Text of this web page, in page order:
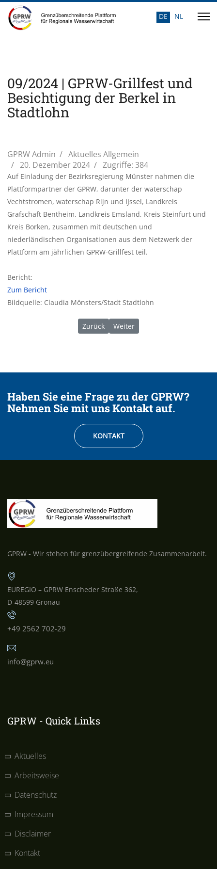
Sprache
DE NL
09/2024 | GPRW-Grillfest und
Besichtigung der Berkel in
Stadtlohn
GPRW Admin
Aktuelles Allgemein
20. Dezember 2024
Zugriffe: 384
Auf Einladung der Bezirksregierung Münster nahmen die
Plattformpartner der GPRW, darunter der waterschap
Vechtstromen, waterschap Rijn und IJssel, Landkreis
Grafschaft Bentheim, Landkreis Emsland, Kreis Steinfurt und
Kreis Borken, zusammen mit deutschen und
niederländischen Organisationen aus dem Netzwerk der
Plattform am jährlichen GPRW-Grillfest teil.
Bericht:
Zum Bericht
Bildquelle: Claudia Mönsters/Stadt Stadtlohn
Vorheriger Beitrag: 06/2024 |
Zurück Nächster Beitrag: 11/2024 |
Weiter
Haben Sie eine Frage zu der GPRW?
Nehmen Sie mit uns Kontakt auf.
KONTAKT
GPRW - Wir stehen für grenzübergreifende Zusammenarbeit.
EUREGIO – GPRW Enscheder Straße 362,
D-48599 Gronau
+49 2562 702-29
info@gprw.eu
GPRW - Quick Links
Aktuelles
Arbeitsweise
Datenschutz
Impressum
Disclaimer
Kontakt